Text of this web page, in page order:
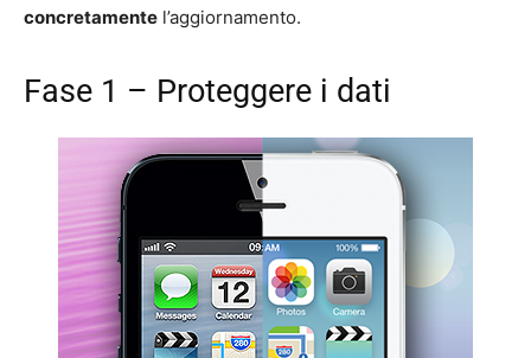
concretamente l’aggiornamento.
Fase 1 – Proteggere i dati